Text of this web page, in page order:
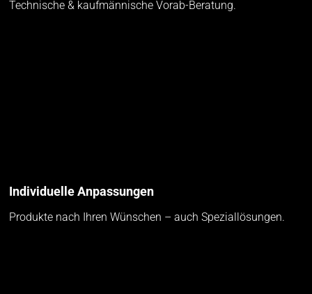
Technische & kaufmännische Vorab-Beratung.
Individuelle Anpassungen
Produkte nach Ihren Wünschen – auch Speziallösungen.